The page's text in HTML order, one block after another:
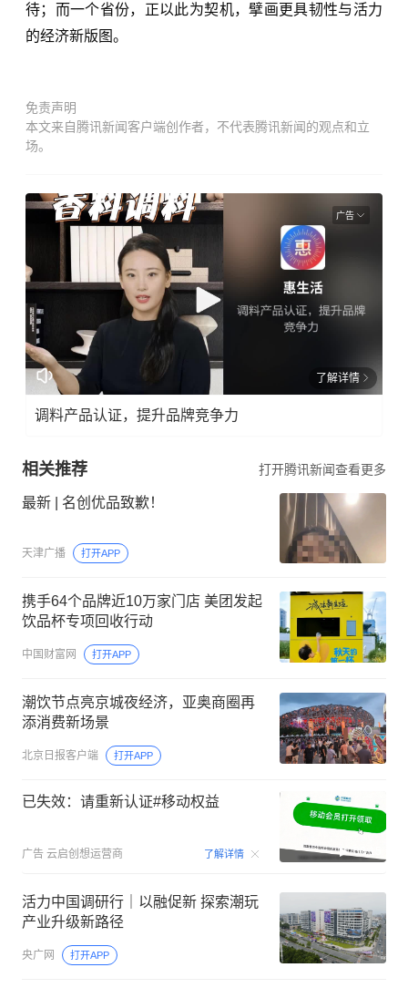
待；而一个省份，正以此为契机，擘画更具韧性与活力
的经济新版图。
免责声明
本文来自腾讯新闻客户端创作者，不代表腾讯新闻的观点和立
场。
广告
了解详情
调料产品认证，提升品牌竞争力
相关推荐 打开腾讯新闻查看更多
最新 | 名创优品致歉！
天津广播 打开APP
携手64个品牌近10万家门店 美团发起
饮品杯专项回收行动
中国财富网 打开APP
潮饮节点亮京城夜经济，亚奥商圈再
添消费新场景
北京日报客户端 打开APP
已失效：请重新认证#移动权益
广告 云启创想运营商 了解详情 00:15
活力中国调研行｜以融促新 探索潮玩
产业升级新路径
央广网 打开APP